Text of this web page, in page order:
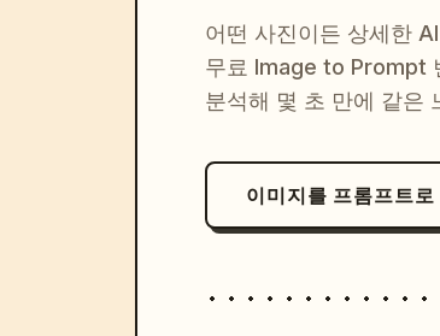
어떤 사진이든 상세한
무료 Image to Prompt
분석해 몇 초 만에 같은
이미지를 프롬프트로